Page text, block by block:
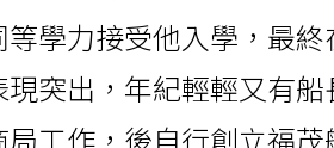
學力接受他入學，最
突出，年紀輕輕又有
工作，後自行創立福